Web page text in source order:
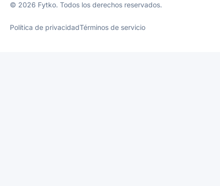
© 2026 Fytko. Todos los derechos reservados.
Política de privacidadTérminos de servicio